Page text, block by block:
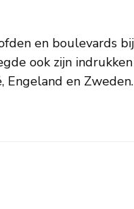
Engeland en Zweden.